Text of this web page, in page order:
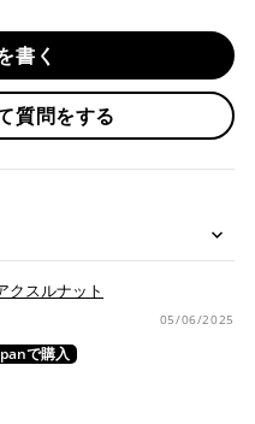
回)
金額が税込10,000円以上の
。
払いのご利用には、事前
応のため、一括払い・リ
ド会社の定めによります
、15時までに弊社でのご
発送いたします。
の場合は、基本的にはお
なります。別で発送をご
になりますので、納期が
れが生じる場合もござい
書く
質問をする
クスルナット
05/06/2025